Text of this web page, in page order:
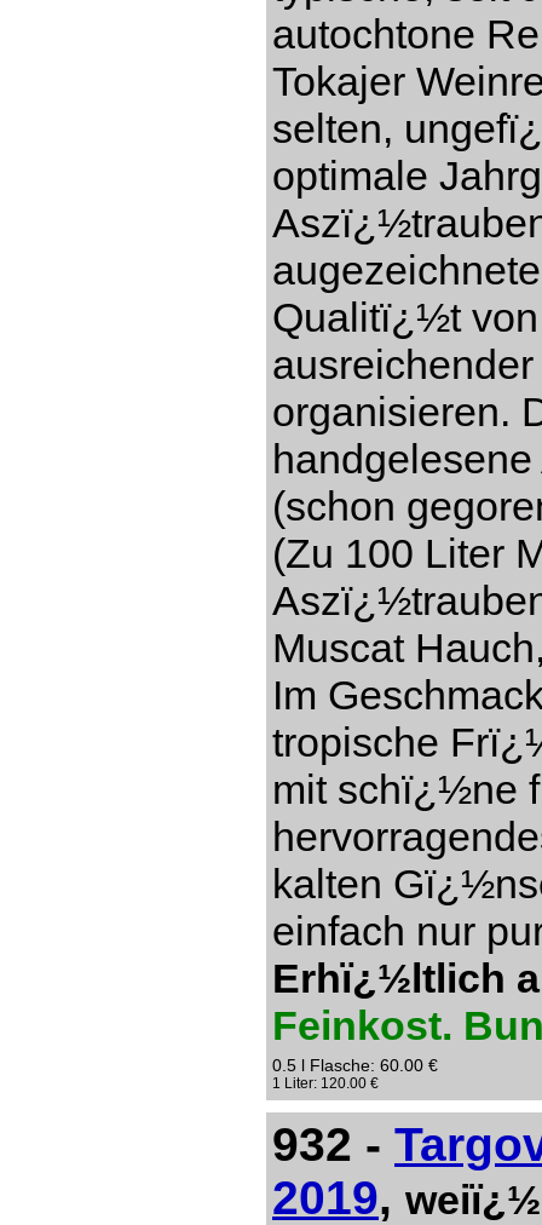
autochtone
Tokajer
selten,
optimale
Qualitï¿½t
organisieren.
(schon
(Zu 100 Liter
Muscat
Im
tropische
mit schï¿½ne
kalten
einfach nur
Erhï¿½ltlich
Feinkost.
0.5 l Flasche: 60.00 €
1 Liter: 120.00 €
932 -
2019,